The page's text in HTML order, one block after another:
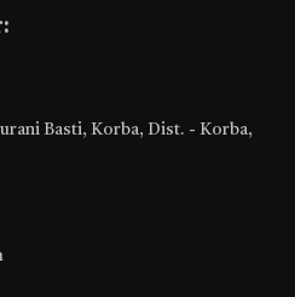
Basti, Korba, Dist. - Korba,